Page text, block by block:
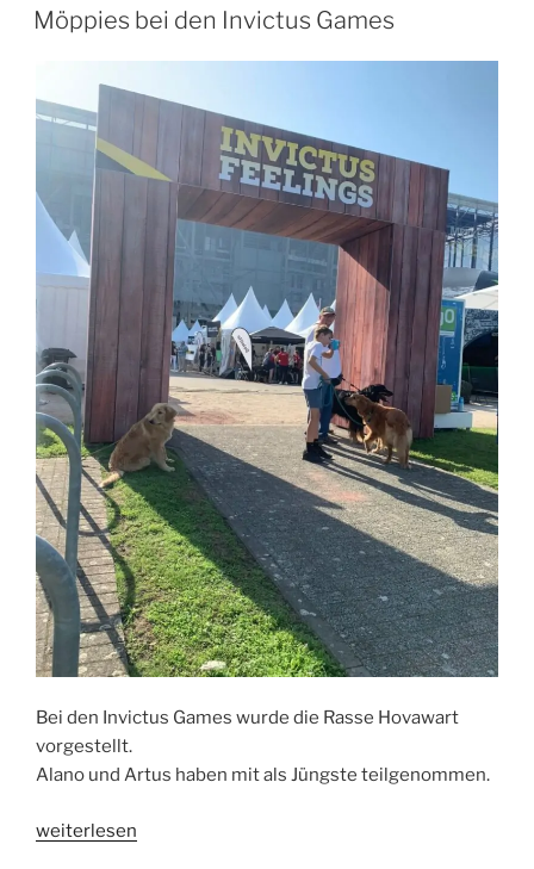
der
Sannum“
AM
Möppies bei den Invictus Games
Bei den Invictus Games wurde die Rasse Hovawart
vorgestellt.
Alano und Artus haben mit als Jüngste teilgenommen.
„Möppies
weiterlesen